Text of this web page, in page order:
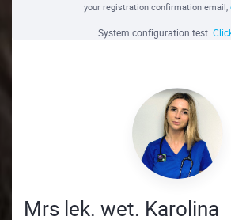
your registration confirmation email,
System configuration test.
Mrs lek. wet. Karolina